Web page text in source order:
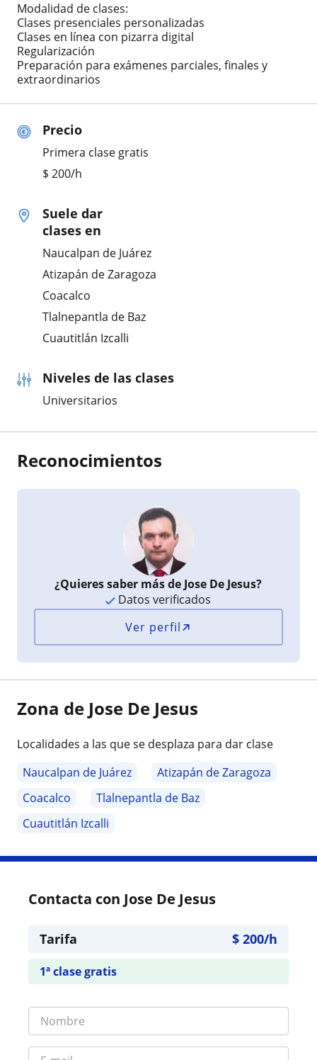
Precio
Primera clase gratis
$ 200/h
Suele dar
clases en
Naucalpan de Juárez
Atizapán de Zaragoza
Coacalco
Tlalnepantla de Baz
Cuautitlán Izcalli
Niveles de las clases
Universitarios
Modalidad de clases:
Clases presenciales personalizadas
Clases en línea con pizarra digital
Regularización
Preparación para exámenes parciales, finales y
extraordinarios
Reconocimientos
¿Quieres saber más de Jose De Jesus?
Datos verificados
Ver perfil
Zona de Jose De Jesus
Localidades a las que se desplaza para dar clase
Naucalpan de Juárez
Atizapán de Zaragoza
Coacalco
Tlalnepantla de Baz
Cuautitlán Izcalli
Contacta con Jose De Jesus
Tarifa $ 200/h
1ª clase gratis